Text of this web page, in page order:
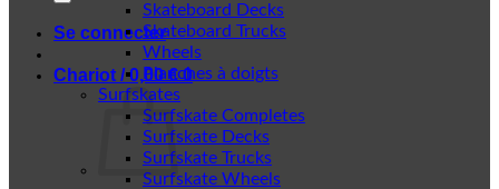
Se connecter
Chariot /0,00€ 0
Skateboard Decks
Skateboard Trucks
Wheels
Planches à doigts
Surfskates
Surfskate Completes
Surfskate Decks
Surfskate Trucks
Surfskate Wheels